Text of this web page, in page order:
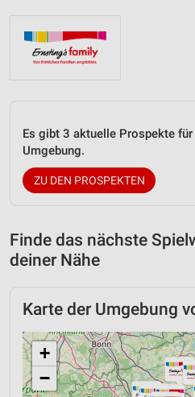
Es gibt 3 aktuelle Prospekte
Umgebung.
ZU DEN PROSPEKTEN
Finde das nächste
deiner Nähe
Karte der Umgebung
+
−